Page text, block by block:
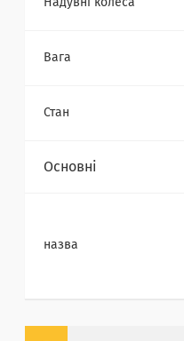
Надувні колеса
Вага
Стан
Основні
назва